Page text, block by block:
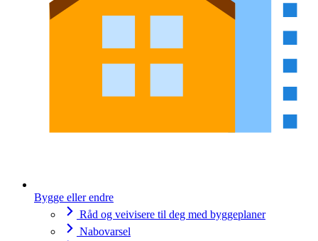
Bygge eller endre
Råd og veivisere til deg med byggeplaner
Nabovarsel